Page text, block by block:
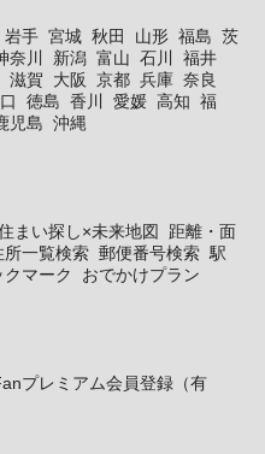
岩手 宮城 秋田 山形 福島 茨
奈川 新潟 富山 石川
福井
滋賀 大阪 京都 兵庫 奈良
徳島 香川 愛媛 高知 福
児島 沖縄
まい探し×未来地図
距離・面
所一覧検索 郵便番号検索 駅
クマーク おでかけプラン
プレミアム会員登録（有